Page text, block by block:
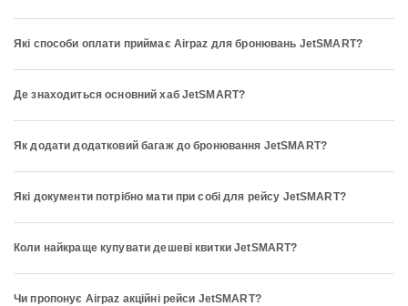
Які способи оплати приймає Airpaz для бронювань JetSMART?
Де знаходиться основний хаб JetSMART?
Як додати додатковий багаж до бронювання JetSMART?
Які документи потрібно мати при собі для рейсу JetSMART?
Коли найкраще купувати дешеві квитки JetSMART?
Чи пропонує Airpaz акційні рейси JetSMART?